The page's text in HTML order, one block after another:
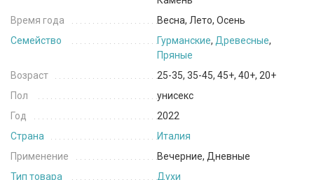
Время года
Весна, Лето, Осень
Семейство
Гурманские, Древесные,
Пряные
Возраст
25-35, 35-45, 45+, 40+, 20+
Пол
унисекс
Год
2022
Страна
Италия
Применение
Вечерние, Дневные
Тип товара
Духи